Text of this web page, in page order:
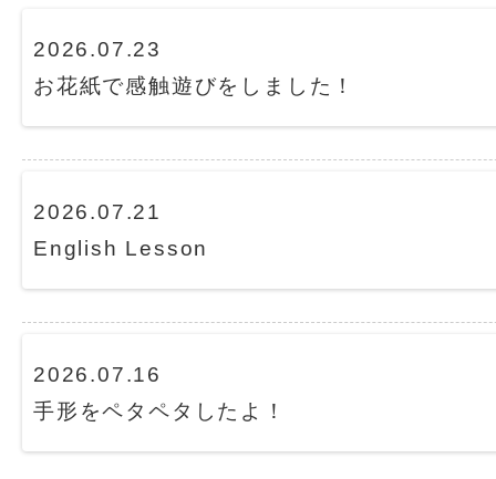
2026.07.23
お花紙で感触遊びをしました！
2026.07.21
English Lesson
2026.07.16
手形をペタペタしたよ！